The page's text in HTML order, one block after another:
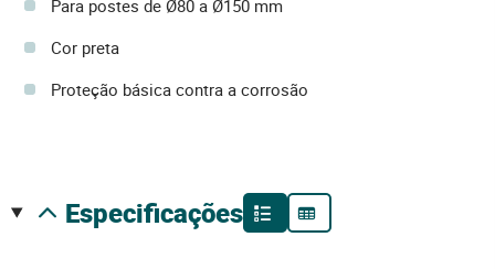
Para postes de Ø80 a Ø150 mm
Cor preta
Proteção básica contra a corrosão
especificações